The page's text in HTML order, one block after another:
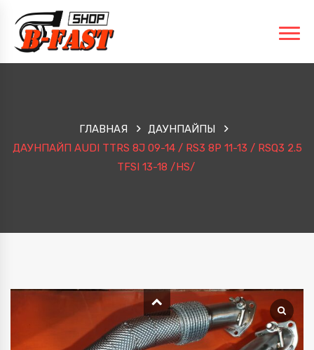
ГЛАВНАЯ
ДАУНПАЙПЫ
ДАУНПАЙП AUDI TTRS 8J 09-14 / RS3 8P 11-13 / RSQ3 2.5
TFSI 13-18 /HS/